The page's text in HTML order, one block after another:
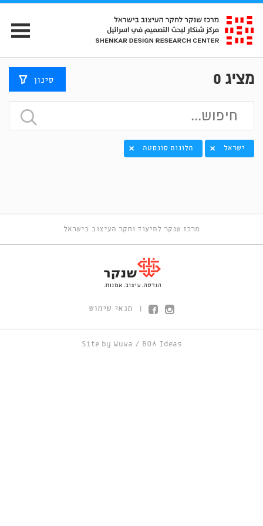
מציג 0 סינון
ישראל מלונות סונסטה
מרכז שנקר לתיעוד וחקר העיצוב בישראל
תנאי שימוש
Site by Wuwa / BOA Ideas